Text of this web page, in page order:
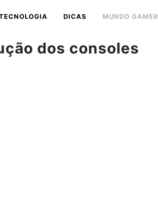
DICAS MUNDO GAMER
dos consoles